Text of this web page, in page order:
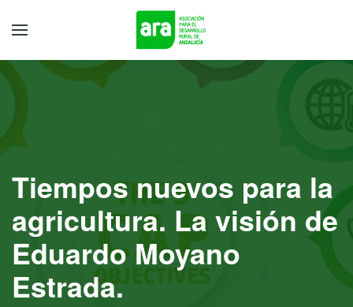
Tiempos nuevos para la
agricultura. La visión de
Eduardo Moyano
Estrada.